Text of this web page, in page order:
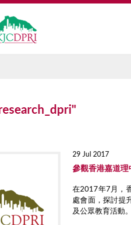
29 Jul 2017
參觀香港嘉道
在2017年7月，
處會面，探討提
及公眾教育活動。